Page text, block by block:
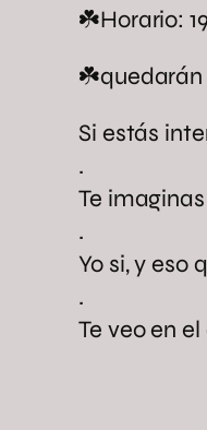
☘️Horario:
☘️quedarán
Si estás
.
Te
.
Yo si, y eso
.
Te veo en